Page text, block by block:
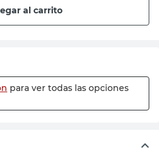
al carrito
para ver todas las opciones